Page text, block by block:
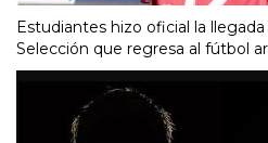
Estudiantes hizo oficial la
Selección que regresa al fútbol